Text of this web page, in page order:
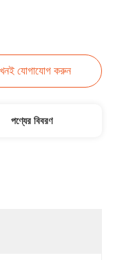
যোগাযোগ করুন
পণ্যের বিবরণ